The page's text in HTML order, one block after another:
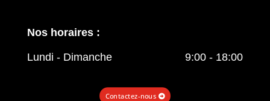
Nos horaires :
Lundi - Dimanche 9:00 - 18:00
Contactez-nous